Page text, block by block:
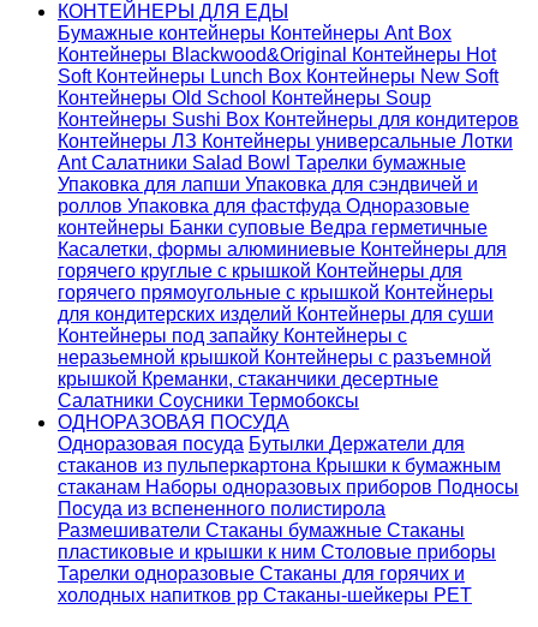
КОНТЕЙНЕРЫ ДЛЯ ЕДЫ
Бумажные контейнеры Контейнеры Ant Box
Контейнеры Blackwood&Original
Контейнеры Hot
Soft Контейнеры Lunch Box Контейнеры New Soft
Контейнеры Old School Контейнеры Soup
Контейнеры Sushi Box Контейнеры для кондитеров
Контейнеры ЛЗ Контейнеры универсальные Лотки
AntСалатники Salad Bowl Тарелки бумажные
Упаковка для лапши Упаковка для сэндвичей и
роллов Упаковка для фастфуда Одноразовые
контейнеры Банки суповые Ведра герметичные
Касалетки, формы алюминиевые Контейнеры для
горячего круглые с крышкой Контейнеры для
горячего прямоугольные с крышкой Контейнеры
для кондитерских изделий Контейнеры для суши
Контейнеры под запайку Контейнеры с
неразьемной крышкой Контейнеры с разъемной
крышкой Креманки, стаканчики десертные
Салатники Соусники Термобоксы
ОДНОРАЗОВАЯ ПОСУДА
Одноразовая посуда Бутылки Держатели для
стаканов из пульперкартона Крышки к бумажным
стаканам Наборы одноразовых приборов Подносы
Посуда из вспененного полистирола
Размешиватели Стаканы бумажные Стаканы
пластиковые и крышки к ним Столовые приборы
Тарелки одноразовые Стаканы для горячих и
холодных напитков pp Стаканы-шейкеры PET